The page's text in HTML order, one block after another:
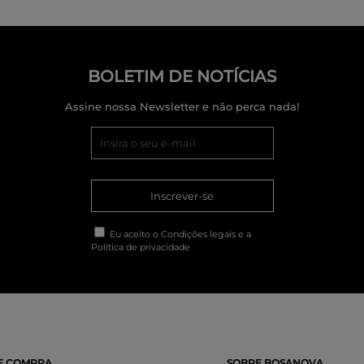
BOLETIM DE NOTÍCIAS
Assine nossa Newsletter e não perca nada!
Inscrever-se
Eu aceito o Condições legais e a
Política de privacidade